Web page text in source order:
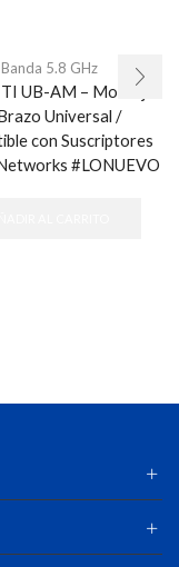
Banda 5.8 GHz
UB-AM – Montaje
Universal /
con Suscriptores
#LONUEVO